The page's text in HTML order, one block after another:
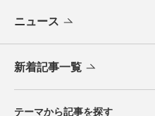
ニュース
新着記事一覧
テーマから記事を探す